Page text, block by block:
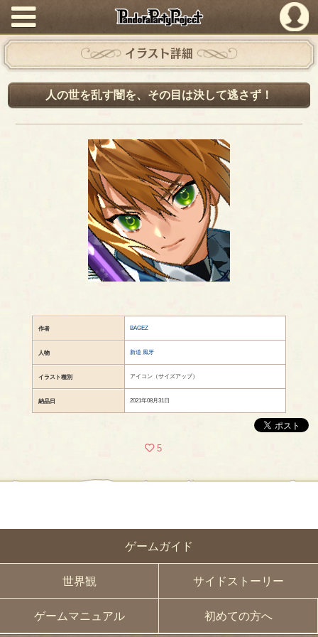
PandoraPartyProject
ゲームガイド
世界観 サイドストーリー
ゲームマニュアル 初めての方へ
イラスト詳細
人の世を乱す闇を、その目は決して逃さず！
作者 BAGEZ
人物 新道 風牙
イラスト種別 アイコン（サイズアップ）
納品日 2021年08月31日
5